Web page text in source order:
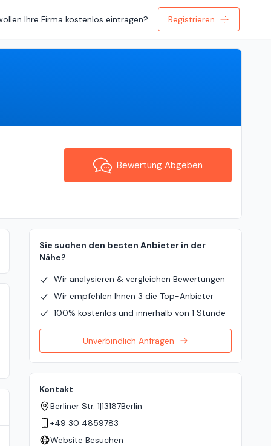
Ihre Firma kostenlos eintragen? Registrieren
Bewertung Abgeben
Sie suchen den besten Anbieter in der
Nähe?
Wir analysieren & vergleichen Bewertungen
Wir empfehlen Ihnen 3 die Top-Anbieter
100% kostenlos und innerhalb von 1 Stunde
Unverbindlich Anfragen
Kontakt
Berliner Str. 1|13187Berlin
+49 30 4859783
Website Besuchen